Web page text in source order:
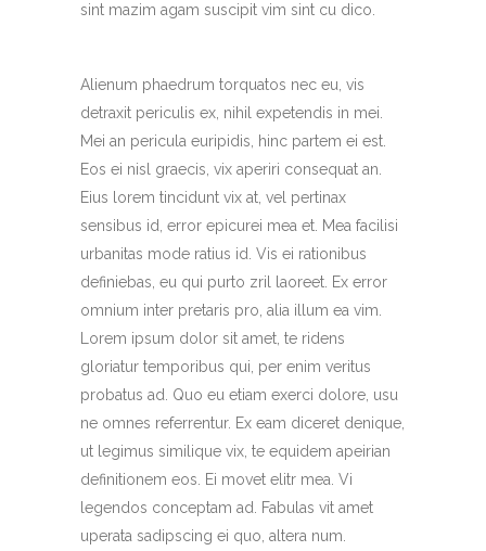
sint mazim agam suscipit vim sint cu dico.
Alienum phaedrum torquatos nec eu, vis
detraxit periculis ex, nihil expetendis in mei.
Mei an pericula euripidis, hinc partem ei est.
Eos ei nisl graecis, vix aperiri consequat an.
Eius lorem tincidunt vix at, vel pertinax
sensibus id, error epicurei mea et. Mea facilisi
urbanitas mode ratius id. Vis ei rationibus
definiebas, eu qui purto zril laoreet. Ex error
omnium inter pretaris pro, alia illum ea vim.
Lorem ipsum dolor sit amet, te ridens
gloriatur temporibus qui, per enim veritus
probatus ad. Quo eu etiam exerci dolore, usu
ne omnes referrentur. Ex eam diceret denique,
ut legimus similique vix, te equidem apeirian
definitionem eos. Ei movet elitr mea. Vi
legendos conceptam ad. Fabulas vit amet
uperata sadipscing ei quo, altera num.